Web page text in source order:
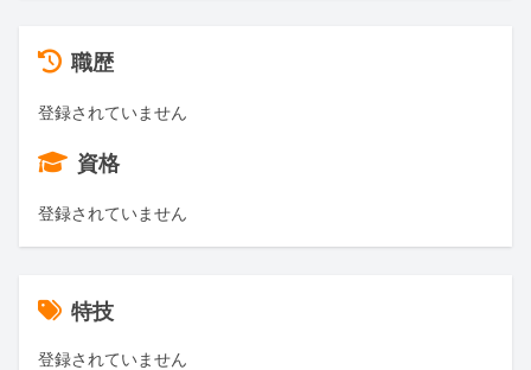
職歴
登録されていません
資格
登録されていません
特技
登録されていません